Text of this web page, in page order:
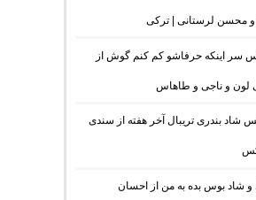
محسن لرستانی | ترکی
سر اینکه حرفاشو کم کنم گوش از
و ناجی و طاهاس
شاد بندری تریبال آخر هفته از سندی
و شاد بوس بده به من از احسان